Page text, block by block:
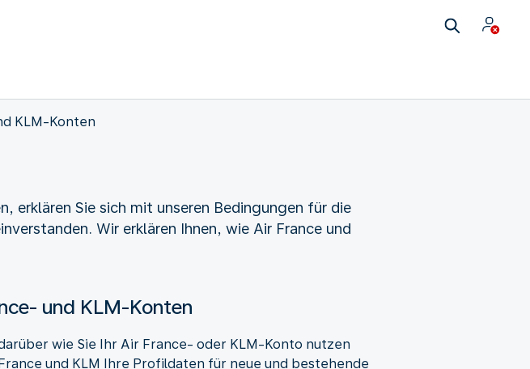
KLM-Konten
erklären Sie sich mit unseren Bedingungen für die
Wir erklären Ihnen, wie Air France und
und KLM-Konten
wie Sie Ihr Air France- oder KLM-Konto nutzen
und KLM Ihre Profildaten für neue und bestehende